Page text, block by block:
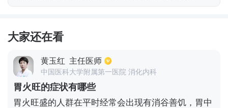
大家还在看
黄玉红 主任医师
中国医科大学附属第一医院 消化内科
胃火旺的症状有哪些
胃火旺盛的人群在平时经常会出现有消谷善饥，胃中